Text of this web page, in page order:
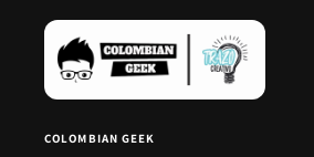
COLOMBIAN GEEK